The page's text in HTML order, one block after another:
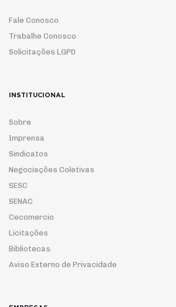
Fale Conosco
Trabalhe Conosco
Solicitações LGPD
INSTITUCIONAL
Sobre
Imprensa
Sindicatos
Negociações Coletivas
SESC
SENAC
Cecomercio
Licitações
Bibliotecas
Aviso Externo de Privacidade